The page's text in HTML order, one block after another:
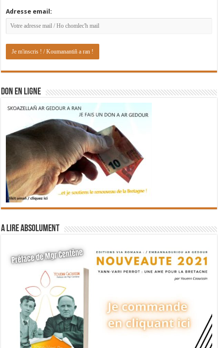
Adresse email:
DON EN LIGNE
A lire absolument